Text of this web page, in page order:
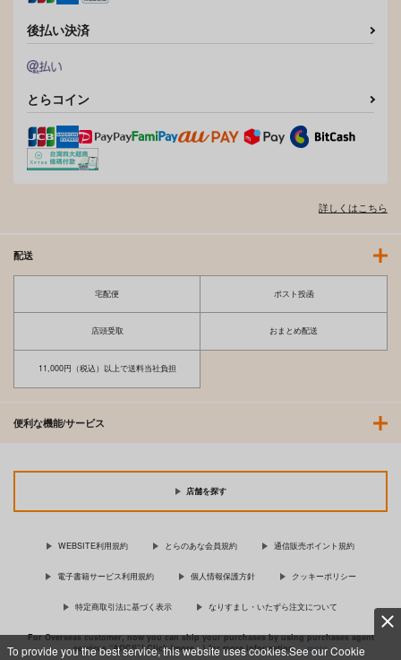
To provide you the best service, this website uses cookies.See our Cookie
後払い決済
とらコイン
詳しくはこちら
配送
宅配便 ポスト投函
店頭受取 おまとめ配送
11,000円（税込）以上で送料当社負担
便利な機能/サービス
店舗を探す
WEBSITE利用規約 とらのあな会員規約 通信販売ポイント規約
電子書籍サービス利用規約 個人情報保護方針 クッキーポリシー
特定商取引法に基づく表示 なりすまし・いたずら注文について
For Overseas customer, now you can ship your purchases by using purchases agent
services “AOCS”! Click {more…} for more information …more